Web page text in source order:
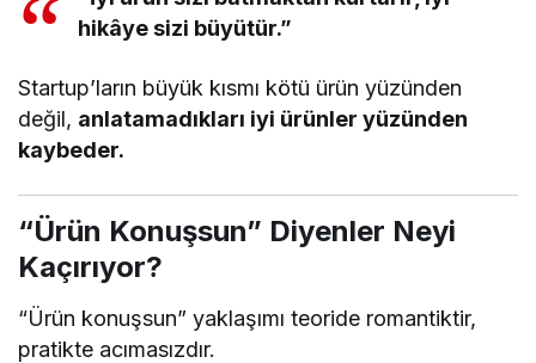
hikâye sizi büyütür.”
Startup’ların büyük kısmı kötü ürün yüzünden
değil, anlatamadıkları iyi ürünler yüzünden
kaybeder.
“Ürün Konuşsun” Diyenler Neyi
Kaçırıyor?
“Ürün konuşsun” yaklaşımı teoride romantiktir,
pratikte acımasızdır.